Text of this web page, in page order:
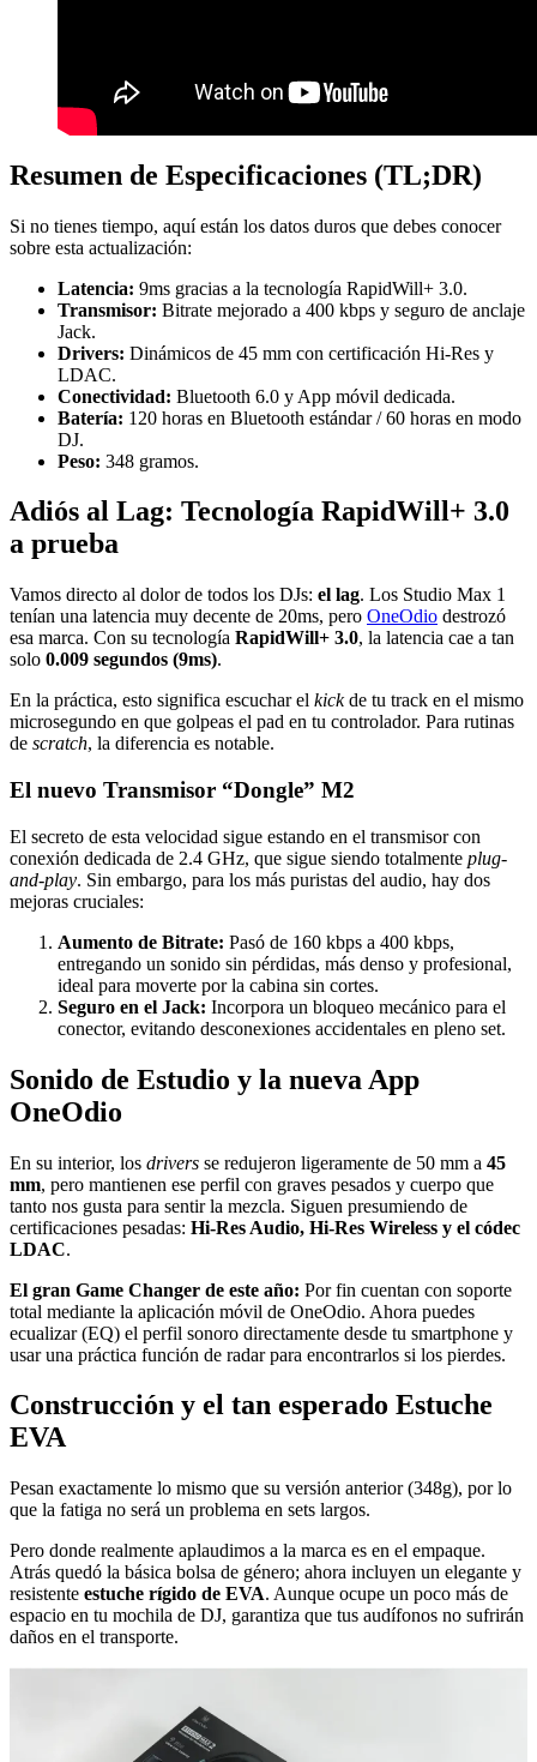
Resumen de Especificaciones (TL;DR)
Si no tienes tiempo, aquí están los datos duros que debes conocer
sobre esta actualización:
Latencia: 9ms gracias a la tecnología RapidWill+ 3.0.
Transmisor: Bitrate mejorado a 400 kbps y seguro de anclaje
Jack.
Drivers: Dinámicos de 45 mm con certificación Hi-Res y
LDAC.
Conectividad: Bluetooth 6.0 y App móvil dedicada.
Batería: 120 horas en Bluetooth estándar / 60 horas en modo
DJ.
Peso: 348 gramos.
Adiós al Lag: Tecnología RapidWill+ 3.0
a prueba
Vamos directo al dolor de todos los DJs: el lag. Los Studio Max 1
tenían una latencia muy decente de 20ms, pero OneOdio destrozó
esa marca. Con su tecnología RapidWill+ 3.0, la latencia cae a tan
solo 0.009 segundos (9ms).
En la práctica, esto significa escuchar el kickde tu track en el mismo
microsegundo en que golpeas el pad en tu controlador. Para rutinas
de scratch, la diferencia es notable.
El nuevo Transmisor “Dongle” M2
El secreto de esta velocidad sigue estando en el transmisor con
conexión dedicada de 2.4 GHz, que sigue siendo totalmente plug-
and-play. Sin embargo, para los más puristas del audio, hay dos
mejoras cruciales:
Aumento de Bitrate: Pasó de 160 kbps a 400 kbps,
entregando un sonido sin pérdidas, más denso y profesional,
ideal para moverte por la cabina sin cortes.
Seguro en el Jack: Incorpora un bloqueo mecánico para el
conector, evitando desconexiones accidentales en pleno set.
Sonido de Estudio y la nueva App
OneOdio
En su interior, los drivers se redujeron ligeramente de 50 mm a 45
mm, pero mantienen ese perfil con graves pesados y cuerpo que
tanto nos gusta para sentir la mezcla. Siguen presumiendo de
certificaciones pesadas: Hi-Res Audio, Hi-Res Wireless y el códec
LDAC.
El gran Game Changer de este año: Por fin cuentan con soporte
total mediante la aplicación móvil de OneOdio. Ahora puedes
ecualizar (EQ) el perfil sonoro directamente desde tu smartphone y
usar una práctica función de radar para encontrarlos si los pierdes.
Construcción y el tan esperado Estuche
EVA
Pesan exactamente lo mismo que su versión anterior (348g), por lo
que la fatiga no será un problema en sets largos.
Pero donde realmente aplaudimos a la marca es en el empaque.
Atrás quedó la básica bolsa de género; ahora incluyen un elegante y
resistente estuche rígido de EVA. Aunque ocupe un poco más de
espacio en tu mochila de DJ, garantiza que tus audífonos no sufrirán
daños en el transporte.